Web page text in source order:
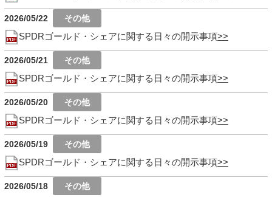
2026/05/22
SPDRゴールド・シェアに関する日々の開示事項
2026/05/21
SPDRゴールド・シェアに関する日々の開示事項
2026/05/20
SPDRゴールド・シェアに関する日々の開示事項
2026/05/19
SPDRゴールド・シェアに関する日々の開示事項
2026/05/18